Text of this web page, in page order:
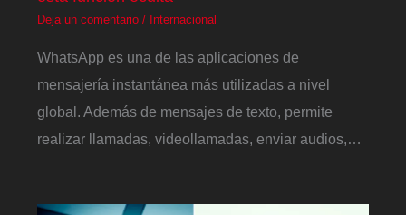
Deja un comentario / Internacional
WhatsApp es una de las aplicaciones de
mensajería instantánea más utilizadas a nivel
global. Además de mensajes de texto, permite
realizar llamadas, videollamadas, enviar audios,…